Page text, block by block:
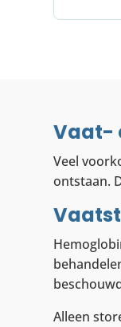
Vaat-
Veel
ontstaan.
Alleen